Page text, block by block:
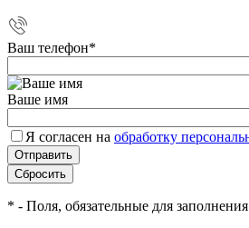
Ваш телефон*
Ваше имя
Я согласен на обработку
* - Поля, обязательные для заполнения